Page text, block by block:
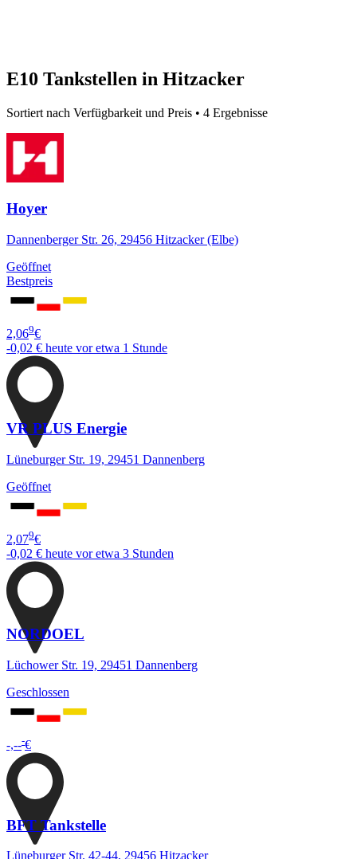
E10 Tankstellen in Hitzacker
Sortiert nach Verfügbarkeit und Preis • 4 Ergebnisse
Hoyer
Dannenberger Str. 26, 29456 Hitzacker (Elbe)
Geöffnet
Bestpreis
2,069€
-0,02 € heute vor etwa 1 Stunde
VR PLUS Energie
Lüneburger Str. 19, 29451 Dannenberg
Geöffnet
2,079€
-0,02 € heute vor etwa 3 Stunden
NORDOEL
Lüchower Str. 19, 29451 Dannenberg
Geschlossen
-,---€
BFT Tankstelle
Lüneburger Str. 42-44, 29456 Hitzacker